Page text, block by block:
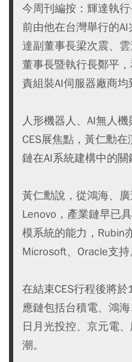
今周刊編按：輝達執
前由他在台灣舉行的
達副董事長梁次震、
董事長暨執行長鄭平
責組裝AI伺服器廠商均
人形機器人、AI無人
CES展焦點，黃仁勳
鏈在AI系統建構中的關
黃仁勳說，從鴻海、廣
Lenovo，產業鏈早已
模系統的能力，Rubin
Microsoft、Oracle支持
在結束CES行程後將
應鏈包括台積電、鴻
日月光投控、京元電
潮。